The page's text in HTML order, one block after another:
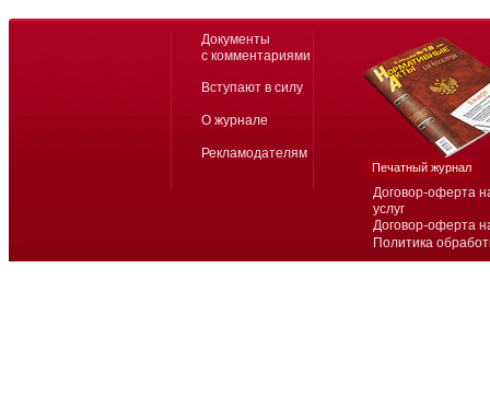
Договор-оферта
услуг
Договор-оферта
Политика
Документы
с комментариями
Вступают в силу
О журнале
Рекламодателям
Печатный журнал